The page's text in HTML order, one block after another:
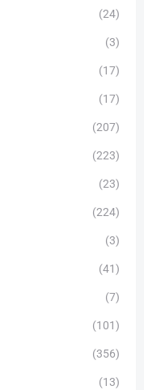
(24)
(3)
(17)
(17)
(207)
(223)
(23)
(224)
(3)
(41)
(7)
(101)
(356)
(13)